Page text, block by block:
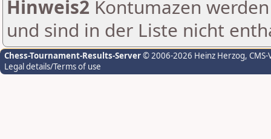
Hinweis2 Kontumazen
und sind in der Liste nicht
Chess-Tournament-Results-Server© 2006-2026 Heinz Herzog,
Legal details/Terms of use